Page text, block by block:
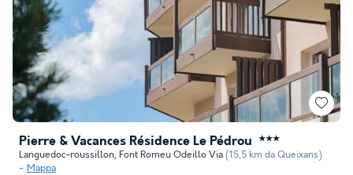
Pierre & Vacances Résidence Le Pédrou ★★★
Languedoc-roussillon, Font Romeu Odeillo Via (15,5 km da Queixans)
Mappa